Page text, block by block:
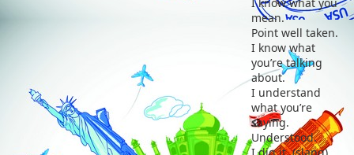
mean.
Point well taken.
I know what
you’re talking
about.
I understand
what you’re
saying.
Understood.